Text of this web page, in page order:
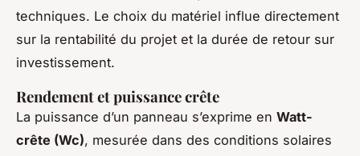
techniques. Le choix du matériel influe directement
sur la rentabilité du projet et la durée de retour sur
investissement.
Rendement et puissance crête
La puissance d’un panneau s’exprime en Watt-
crête (Wc), mesurée dans des conditions solaires